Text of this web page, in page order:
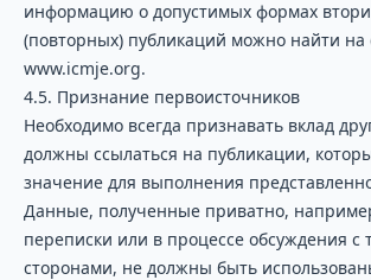
информацию о допустимых формах
(повторных) публикаций можно найти на
www.icmje.org.
4.5. Признание первоисточников
Необходимо всегда признавать вклад
должны ссылаться на публикации,
значение для выполнения
Данные, полученные приватно,
переписки или в процессе обсуждения с
сторонами, не должны быть